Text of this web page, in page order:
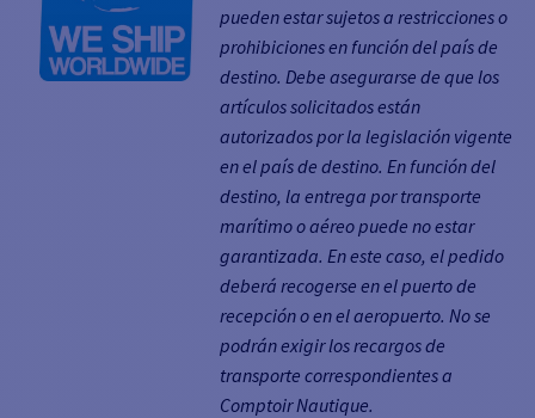
pueden estar sujetos a restricciones o
prohibiciones en función del país de
destino. Debe asegurarse de que los
artículos solicitados están
autorizados por la legislación vigente
en el país de destino. En función del
destino, la entrega por transporte
marítimo o aéreo puede no estar
garantizada. En este caso, el pedido
deberá recogerse en el puerto de
recepción o en el aeropuerto. No se
podrán exigir los recargos de
transporte correspondientes a
Comptoir Nautique.